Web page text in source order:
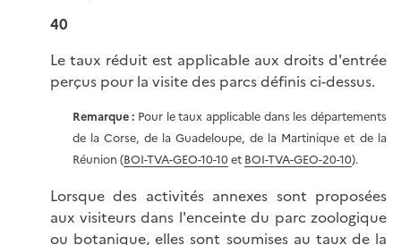
40
Le taux réduit est applicable aux droits d'entrée
perçus pour la visite des parcs définis ci-dessus.
Remarque : Pour le taux applicable dans les départements
de la Corse, de la Guadeloupe, de la Martinique et de la
Réunion (BOI-TVA-GEO-10-10et BOI-TVA-GEO-20-10).
Lorsque des activités annexes sont proposées
aux visiteurs dans l'enceinte du parc zoologique
ou botanique, elles sont soumises au taux de la